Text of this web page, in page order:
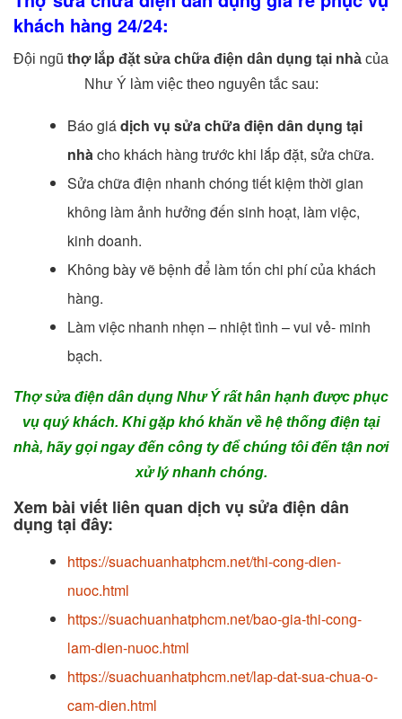
khách hàng 24/24:
Đội ngũ thợ lắp đặt sửa chữa điện dân dụng tại nhà của
Như Ý làm việc theo nguyên tắc sau:
Báo giádịch vụ sửa chữa điện dân dụng tại
nhàcho khách hàng trước khi lắp đặt, sửa chữa.
Sửa chữa điện nhanh chóng tiết kiệm thời gian
không làm ảnh hưởng đến sinh hoạt, làm việc,
kinh doanh.
Không bày vẽ bệnh để làm tốn chi phí của khách
hàng.
Làm việc nhanh nhẹn – nhiệt tình – vui vẻ- minh
bạch.
Thợ sửa điện dân dụng Như Ý rất hân hạnh được phục
vụ quý khách. Khi gặp khó khăn về hệ thống điện tại
nhà, hãy gọi ngay đến công ty để chúng tôi đến tận nơi
xử lý nhanh chóng.
Xem bài viết liên quan dịch vụ sửa điện dân
dụng tại đây:
https://suachuanhatphcm.net/thi-cong-dien-
nuoc.html
https://suachuanhatphcm.net/bao-gia-thi-cong-
lam-dien-nuoc.html
https://suachuanhatphcm.net/lap-dat-sua-chua-o-
cam-dien.html